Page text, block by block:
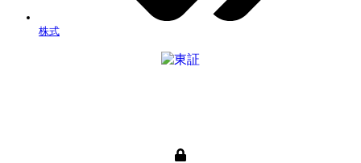
株式